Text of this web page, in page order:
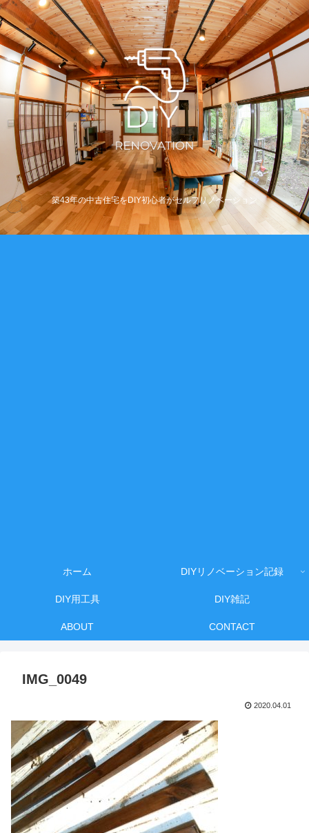
築43年の中古住宅をDIY初心者がセルフリノベーション
ホーム DIYリノベーション記録
DIY用工具 DIY雑記
ABOUT CONTACT
IMG_0049
2020.04.01